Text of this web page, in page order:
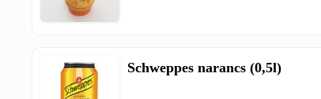
Schweppes narancs (0,5l)